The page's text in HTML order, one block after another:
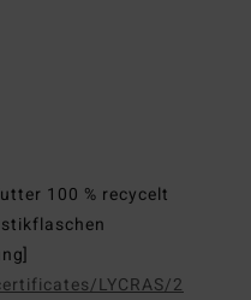
100 % recycelt
LYCRAS/261-